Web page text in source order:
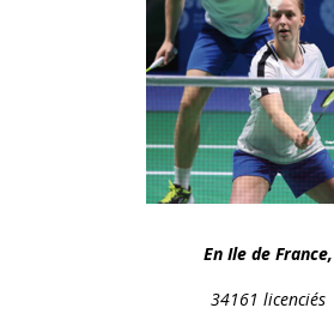
En Ile de France,
34161 licenciés